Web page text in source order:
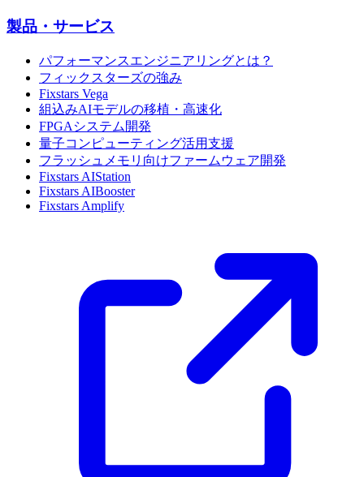
製品・サービス
パフォーマンスエンジニアリングとは？
フィックスターズの強み
Fixstars Vega
組込みAIモデルの移植・高速化
FPGAシステム開発
量子コンピューティング活用支援
フラッシュメモリ向けファームウェア開発
Fixstars AIStation
Fixstars AIBooster
Fixstars Amplify